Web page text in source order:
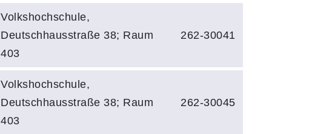
Volkshochschule,
Deutschhausstraße 38; Raum
403
262-30041
Volkshochschule,
Deutschhausstraße 38; Raum
403
262-30045